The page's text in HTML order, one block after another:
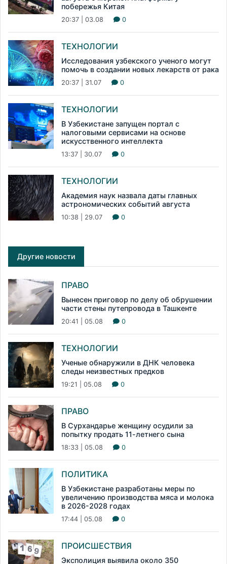
побережья Китая
20:37 | 03.08 0
ТЕХНОЛОГИИ
Исследования узбекского ученого могут
помочь в создании новых лекарств от рака
20:37 | 31.07 0
ТЕХНОЛОГИИ
В Узбекистане запущен портал с
налоговыми сервисами на основе
искусственного интеллекта
13:37 | 30.07 0
ТЕХНОЛОГИИ
Академия наук назвала даты главных
астрономических событий августа
10:38 | 29.07 0
Другие новости
ПРАВО
Вынесен приговор по делу об обрушении
части стены путепровода в Ташкенте
20:41 | 05.08 0
ТЕХНОЛОГИИ
Ученые обнаружили в ДНК человека
следы неизвестных предков
19:21 | 05.08 0
ПРАВО
В Сурхандарье женщину осудили за
попытку продать 11-летнего сына
18:33 | 05.08 0
ПОЛИТИКА
В Узбекистане разработаны меры по
увеличению производства мяса и молока
в 2026-2028 годах
17:44 | 05.08 0
ПРОИСШЕСТВИЯ
Эксполиция выявила около 350